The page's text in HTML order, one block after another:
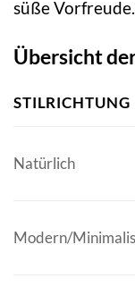
süße Vorfreude.
Übersicht
STILRICHTUNG
Natürlich
Modern/